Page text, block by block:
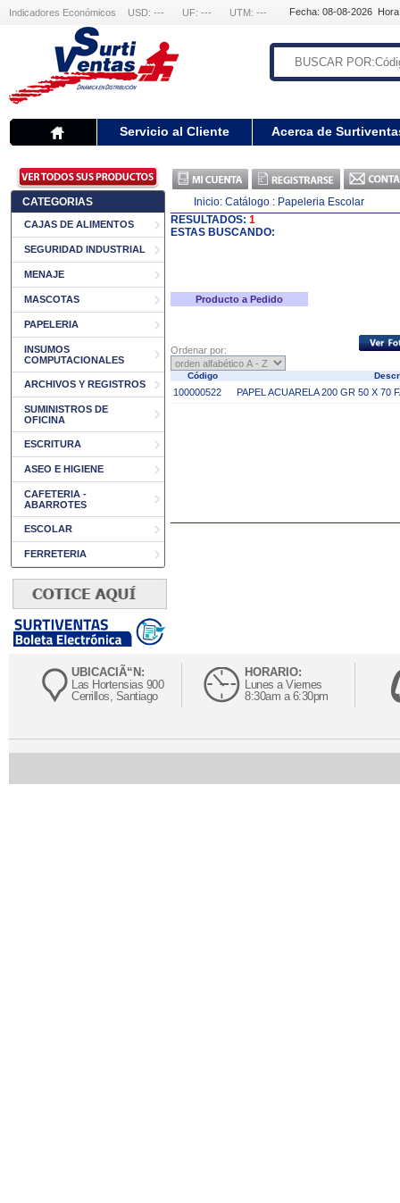
Indicadores Económicos USD: --- UF: --- UTM: --- Fecha: 08-08-2026
Servicio al Cliente Acerca de
CATEGORIAS
CAJAS DE ALIMENTOS
SEGURIDAD INDUSTRIAL
MENAJE
MASCOTAS
PAPELERIA
INSUMOS
COMPUTACIONALES
ARCHIVOS Y REGISTROS
SUMINISTROS DE
OFICINA
ESCRITURA
ASEO E HIGIENE
CAFETERIA -
ABARROTES
ESCOLAR
FERRETERIA
Inicio: Catálogo : Papeleria Escolar
RESULTADOS: 1
ESTAS BUSCANDO:
Producto a Pedido
Ordenar por:
Código
100000522 PAPEL ACUARELA 200 GR 50 X 70
UBICACIÃ“N:
Las Hortensias 900
Cerrillos, Santiago
HORARIO:
Lunes a Viernes
8:30am a 6:30pm